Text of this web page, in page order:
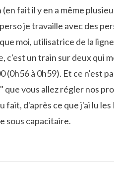
fait il y en a même
je travaille avec des
moi, utilisatrice de la
c'est un train sur deux qui
(0h56 à 0h59). Et ce n'est
que vous allez régler nos
fait, d'après ce que j'ai lu
sous capacitaire.